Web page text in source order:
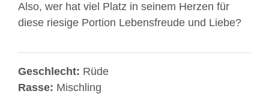
Also, wer hat viel Platz in seinem Herzen für
diese riesige Portion Lebensfreude und Liebe?
Geschlecht: Rüde
Rasse: Mischling